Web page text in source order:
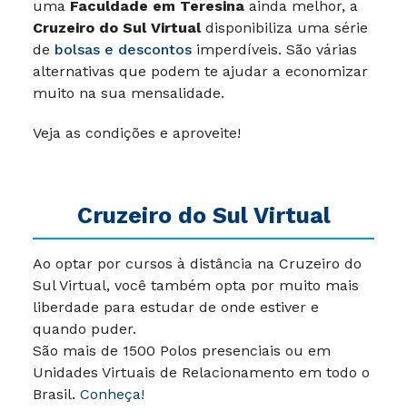
uma Faculdade em Teresina ainda melhor, a
Cruzeiro do Sul Virtualdisponibiliza uma série
de bolsas e descontos imperdíveis. São várias
alternativas que podem te ajudar a economizar
muito na sua mensalidade.
Veja as condições e aproveite!
Cruzeiro do Sul Virtual
Ao optar por cursos à distância na Cruzeiro do
Sul Virtual, você também opta por muito mais
liberdade para estudar de onde estiver e
quando puder.
São mais de 1500 Polos presenciais ou em
Unidades Virtuais de Relacionamento em todo o
Brasil. Conheça!